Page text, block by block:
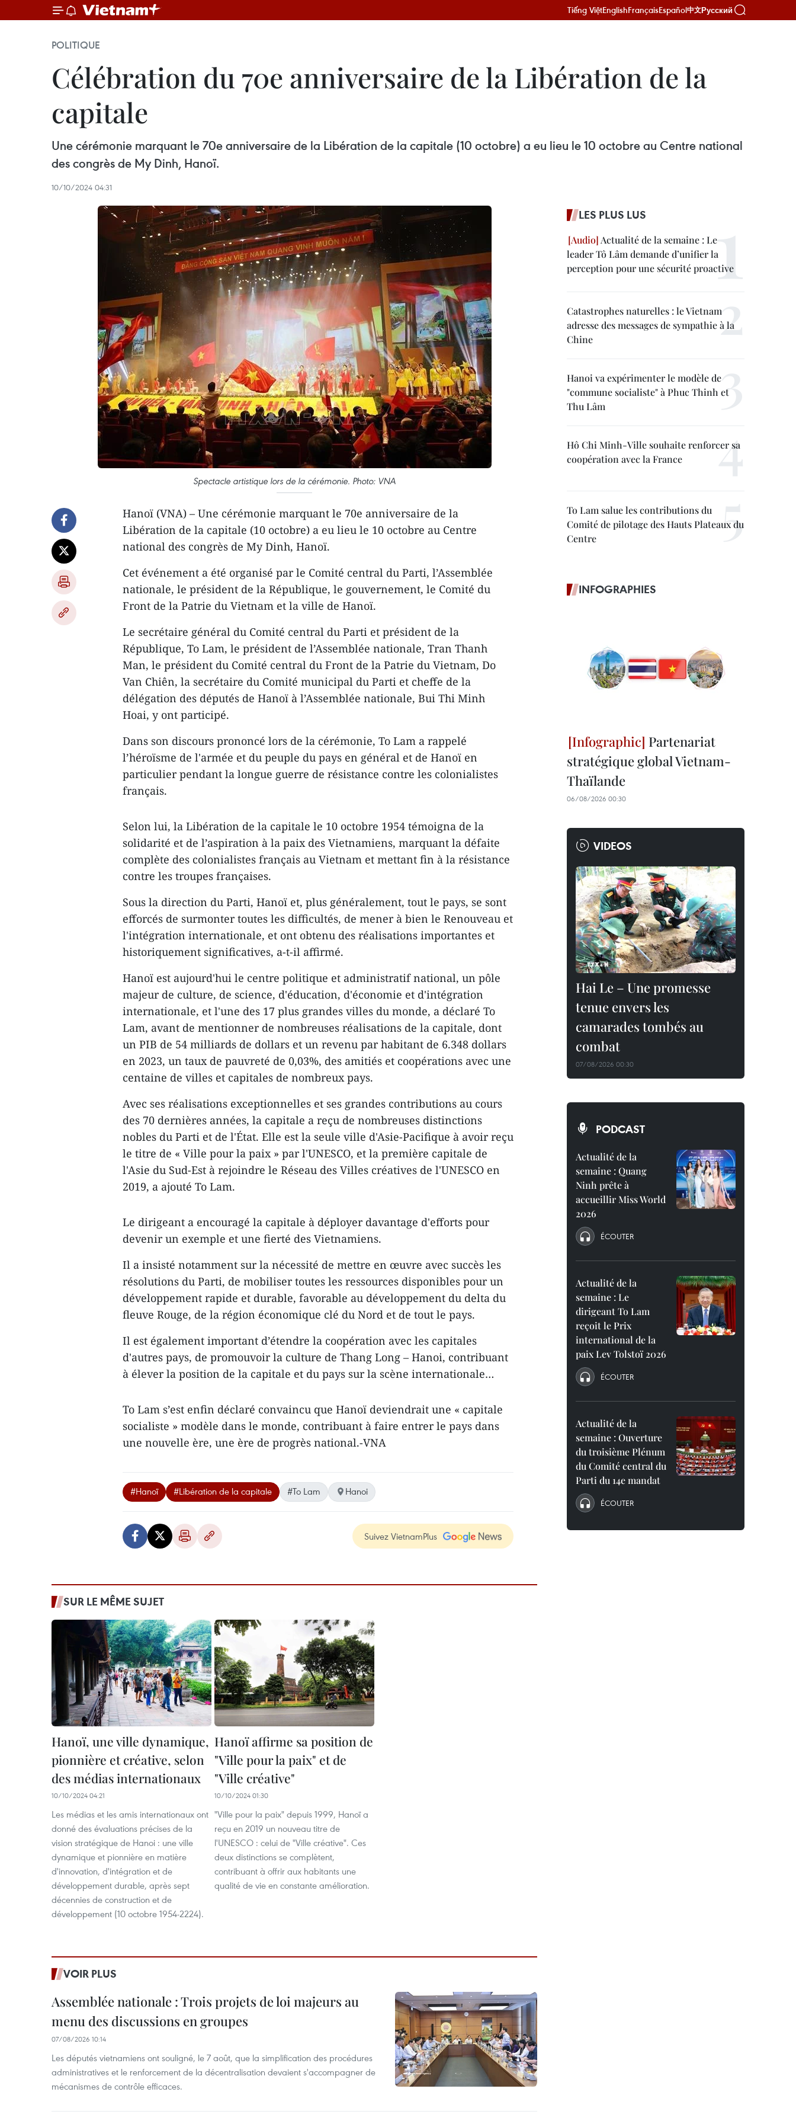
Tiếng ViệtEnglishFrançaisEspañol中文Русский
POLITIQUE
Célébration du 70e anniversaire de la Libération de la
capitale
Une cérémonie marquant le 70e anniversaire de la Libération de la capitale (10 octobre) a eu lieu le 10 octobre au Centre national
des congrès de My Dinh, Hanoï.
10/10/2024 04:31
Spectacle artistique lors de la cérémonie. Photo: VNA
Hanoï (VNA) – Une cérémonie marquant le 70e anniversaire de la
Libération de la capitale (10 octobre) a eu lieu le 10 octobre au Centre
national des congrès de My Dinh, Hanoï.
Cet événement a été organisé par le Comité central du Parti, l’Assemblée
nationale, le président de la République, le gouvernement, le Comité du
Front de la Patrie du Vietnam et la ville de Hanoï.
Le secrétaire général du Comité central du Parti et président de la
République, To Lam, le président de l’Assemblée nationale, Tran Thanh
Man, le président du Comité central du Front de la Patrie du Vietnam, Do
Van Chiên, la secrétaire du Comité municipal du Parti et cheffe de la
délégation des députés de Hanoï à l’Assemblée nationale, Bui Thi Minh
Hoai, y ont participé.
Dans son discours prononcé lors de la cérémonie, To Lam a rappelé
l’héroïsme de l'armée et du peuple du pays en général et de Hanoï en
particulier pendant la longue guerre de résistance contre les colonialistes
français.
Selon lui, la Libération de la capitale le 10 octobre 1954 témoigna de la
solidarité et de l’aspiration à la paix des Vietnamiens, marquant la défaite
complète des colonialistes français au Vietnam et mettant fin à la résistance
contre les troupes françaises.
Sous la direction du Parti, Hanoï et, plus généralement, tout le pays, se sont
efforcés de surmonter toutes les difficultés, de mener à bien le Renouveau et
l'intégration internationale, et ont obtenu des réalisations importantes et
historiquement significatives, a-t-il affirmé.
Hanoï est aujourd'hui le centre politique et administratif national, un pôle
majeur de culture, de science, d'éducation, d'économie et d'intégration
internationale, et l'une des 17 plus grandes villes du monde, a déclaré To
Lam, avant de mentionner de nombreuses réalisations de la capitale, dont
un PIB de 54 milliards de dollars et un revenu par habitant de 6.348 dollars
en 2023, un taux de pauvreté de 0,03%, des amitiés et coopérations avec une
centaine de villes et capitales de nombreux pays.
Avec ses réalisations exceptionnelles et ses grandes contributions au cours
des 70 dernières années, la capitale a reçu de nombreuses distinctions
nobles du Parti et de l'État. Elle est la seule ville d'Asie-Pacifique à avoir reçu
le titre de « Ville pour la paix » par l'UNESCO, et la première capitale de
l'Asie du Sud-Est à rejoindre le Réseau des Villes créatives de l'UNESCO en
2019, a ajouté To Lam.
Le dirigeant a encouragé la capitale à déployer davantage d'efforts pour
devenir un exemple et une fierté des Vietnamiens.
Il a insisté notamment sur la nécessité de mettre en œuvre avec succès les
résolutions du Parti, de mobiliser toutes les ressources disponibles pour un
développement rapide et durable, favorable au développement du delta du
fleuve Rouge, de la région économique clé du Nord et de tout le pays.
Il est également important d’étendre la coopération avec les capitales
d'autres pays, de promouvoir la culture de Thang Long – Hanoi, contribuant
à élever la position de la capitale et du pays sur la scène internationale…
To Lam s’est enfin déclaré convaincu que Hanoï deviendrait une « capitale
socialiste » modèle dans le monde, contribuant à faire entrer le pays dans
une nouvelle ère, une ère de progrès national.-VNA
#Hanoï #Libération de la capitale #To Lam Hanoi
Suivez VietnamPlus
SUR LE MÊME SUJET
Hanoï, une ville dynamique,
pionnière et créative, selon
des médias internationaux
10/10/2024 04:21
Les médias et les amis internationaux ont
donné des évaluations précises de la
vision stratégique de Hanoi : une ville
dynamique et pionnière en matière
d'innovation, d'intégration et de
développement durable, après sept
décennies de construction et de
développement (10 octobre 1954-2224).
Hanoï affirme sa position de
"Ville pour la paix" et de
"Ville créative"
10/10/2024 01:30
"Ville pour la paix" depuis 1999, Hanoï a
reçu en 2019 un nouveau titre de
l'UNESCO : celui de "Ville créative". Ces
deux distinctions se complètent,
contribuant à offrir aux habitants une
qualité de vie en constante amélioration.
VOIR PLUS
Assemblée nationale : Trois projets de loi majeurs au
menu des discussions en groupes
07/08/2026 10:14
Les députés vietnamiens ont souligné, le 7 août, que la simplification des procédures
administratives et le renforcement de la décentralisation devaient s'accompagner de
mécanismes de contrôle efficaces.
LES PLUS LUS
Actualité de la semaine : Le
leader Tô Lâm demande d’unifier la
perception pour une sécurité proactive
Catastrophes naturelles : le Vietnam
adresse des messages de sympathie à la
Chine
Hanoi va expérimenter le modèle de
"commune socialiste" à Phuc Thinh et
Thu Lâm
Hô Chi Minh-Ville souhaite renforcer sa
coopération avec la France
To Lam salue les contributions du
Comité de pilotage des Hauts Plateaux du
Centre
INFOGRAPHIES
Partenariat
stratégique global Vietnam-
Thaïlande
06/08/2026 00:30
VIDEOS
Hai Le – Une promesse
tenue envers les
camarades tombés au
combat
07/08/2026 00:30
PODCAST
Actualité de la
semaine : Quang
Ninh prête à
accueillir Miss World
2026
ÉCOUTER
Actualité de la
semaine : Le
dirigeant To Lam
reçoit le Prix
international de la
paix Lev Tolstoï 2026
ÉCOUTER
Actualité de la
semaine : Ouverture
du troisième Plénum
du Comité central du
Parti du 14e mandat
ÉCOUTER